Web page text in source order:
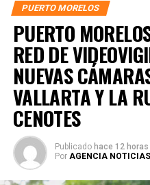
PUERTO MORELOS
PUERTO
RED DE
NUEVAS
VALLARTA Y LA
CENOTES
Publicado hace 12 horas
Por AGENCIA